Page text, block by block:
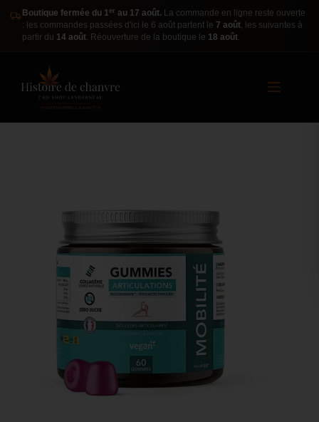
Boutique fermée du 1er au 17 août. La commande en ligne reste ouverte
: les commandes passées d'ici le 6 août partent le 7 août, les suivantes à
partir du 14 août. Réouverture de la boutique le 18 août.